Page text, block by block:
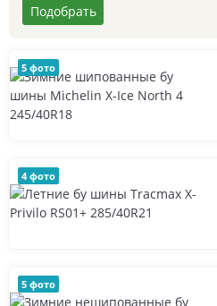
Подобрать
5 фото
4 фото
5 фото